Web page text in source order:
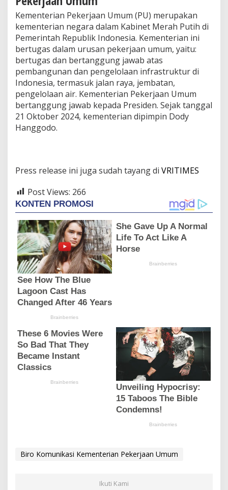
Kementerian Pekerjaan Umum (PU) merupakan
kementerian negara dalam Kabinet Merah Putih di
Pemerintah Republik Indonesia. Kementerian ini
bertugas dalam urusan pekerjaan umum, yaitu:
bertugas dan bertanggung jawab atas
pembangunan dan pengelolaan infrastruktur di
Indonesia, termasuk jalan raya, jembatan,
pengelolaan air. Kementerian Pekerjaan Umum
bertanggung jawab kepada Presiden. Sejak tanggal
21 Oktober 2024, kementerian dipimpin Dody
Hanggodo.
Press release ini juga sudah tayang di VRITIMES
Post Views: 266
Biro Komunikasi Kementerian Pekerjaan Umum
Ikuti Kami